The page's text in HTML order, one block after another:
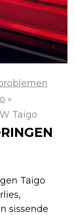
»
Taigo
Taigo
sissende